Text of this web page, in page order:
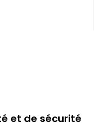
et de sécurité